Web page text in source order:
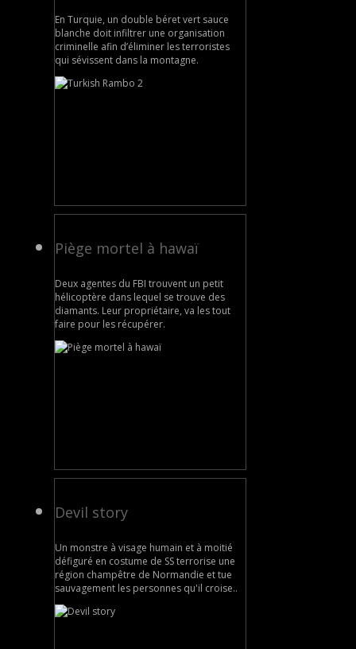
En Turquie, un double béret vert sauce
blanche doit infiltrer une organisation
criminelle afin d’éliminer les terroristes
qui sévissent dans la montagne.
Piège mortel à hawaï
Deux agentes du FBI trouvent un petit
hélicoptère dans lequel se trouve des
diamants. Leur propriétaire, va les tout
faire pour les récupérer.
Devil story
Un monstre à visage humain et à moitié
défiguré en costume de SS terrorise une
région champêtre de Normandie et tue
sauvagement les personnes qu'il croise..